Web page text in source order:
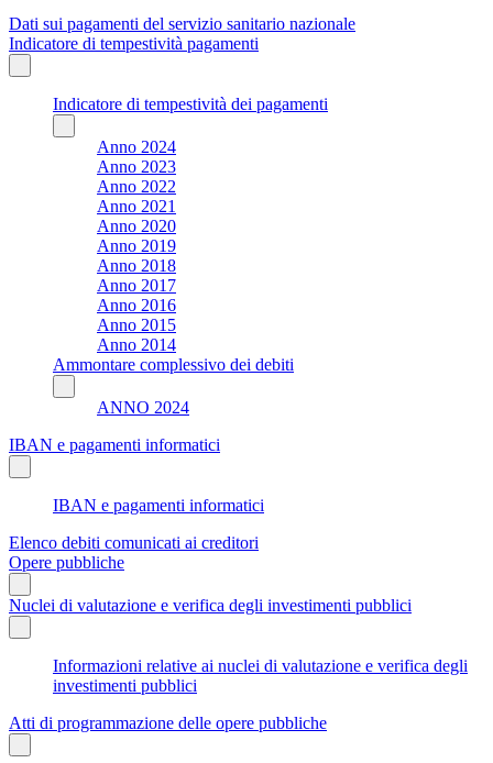
Dati sui pagamenti del servizio sanitario nazionale
Indicatore di tempestività pagamenti
Indicatore di tempestività dei pagamenti
Anno 2024
Anno 2023
Anno 2022
Anno 2021
Anno 2020
Anno 2019
Anno 2018
Anno 2017
Anno 2016
Anno 2015
Anno 2014
Ammontare complessivo dei debiti
ANNO 2024
IBAN e pagamenti informatici
IBAN e pagamenti informatici
Elenco debiti comunicati ai creditori
Opere pubbliche
Nuclei di valutazione e verifica degli investimenti pubblici
Informazioni relative ai nuclei di valutazione e verifica degli
investimenti pubblici
Atti di programmazione delle opere pubbliche